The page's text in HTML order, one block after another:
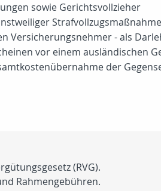
sowie Gerichtsvollzieher
Versicherungsnehmer - als
vor einem ausländischen
der
(RVG).
Rahmengebühren.